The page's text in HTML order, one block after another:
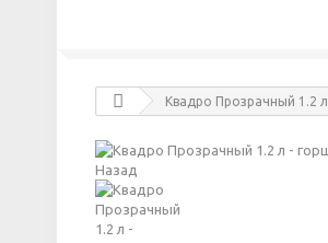
Квадро Прозрачный 1.2
Назад